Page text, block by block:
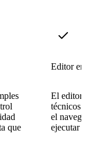
que
Editor
El editor
técnicos
el
ejecutar